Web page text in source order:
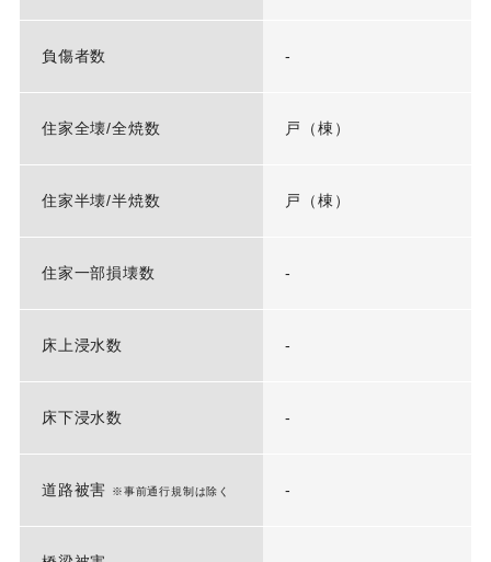
負傷者数 -
住家全壊/全焼数 戸（棟）
住家半壊/半焼数 戸（棟）
住家一部損壊数 -
床上浸水数 -
床下浸水数 -
道路被害 ※事前通行規制は除く -